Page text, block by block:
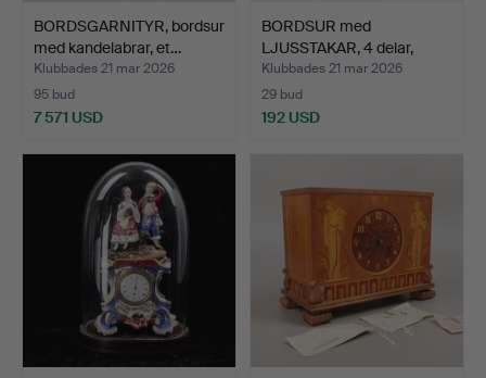
BORDSGARNITYR, bordsur
med kandelabrar, et…
Klubbades 21 mar 2026
95 bud
7 571 USD
BORDSUR med
LJUSSTAKAR, 4 delar,
boulle-te…
Klubbades 21 mar 2026
29 bud
192 USD